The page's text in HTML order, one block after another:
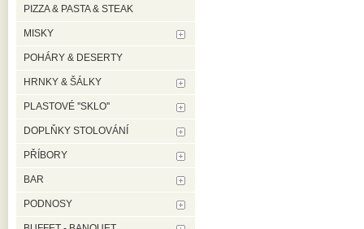
PIZZA & PASTA & STEAK
MISKY
POHÁRY & DESERTY
HRNKY & ŠÁLKY
PLASTOVÉ ''SKLO''
DOPLŇKY STOLOVÁNÍ
PŘÍBORY
BAR
PODNOSY